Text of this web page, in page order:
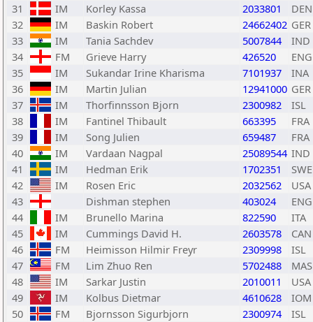
31
IM Korley Kassa 2033801
DEN
32
IM Baskin Robert 24662402 GER
33
IM Tania Sachdev 5007844
IND
34
FM Grieve Harry 426520
ENG
35
IM Sukandar Irine Kharisma 7101937
INA
36
IM Martin Julian 12941000 GER
37
IM Thorfinnsson Bjorn 2300982
ISL
38
IM Fantinel Thibault 663395
FRA
39
IM Song Julien 659487
FRA
40
IM Vardaan Nagpal 25089544 IND
41
IM Hedman Erik 1702351
SWE
42
IM Rosen Eric 2032562
USA
43
Dishman stephen 403024
ENG
44
IM Brunello Marina 822590
ITA
45
IM Cummings David H. 2603578
CAN
46
FM Heimisson Hilmir Freyr 2309998
ISL
47
FM Lim Zhuo Ren 5702488
MAS
48
IM Sarkar Justin 2010011
USA
49
IM Kolbus Dietmar 4610628
IOM
50
FM Bjornsson Sigurbjorn 2300974
ISL